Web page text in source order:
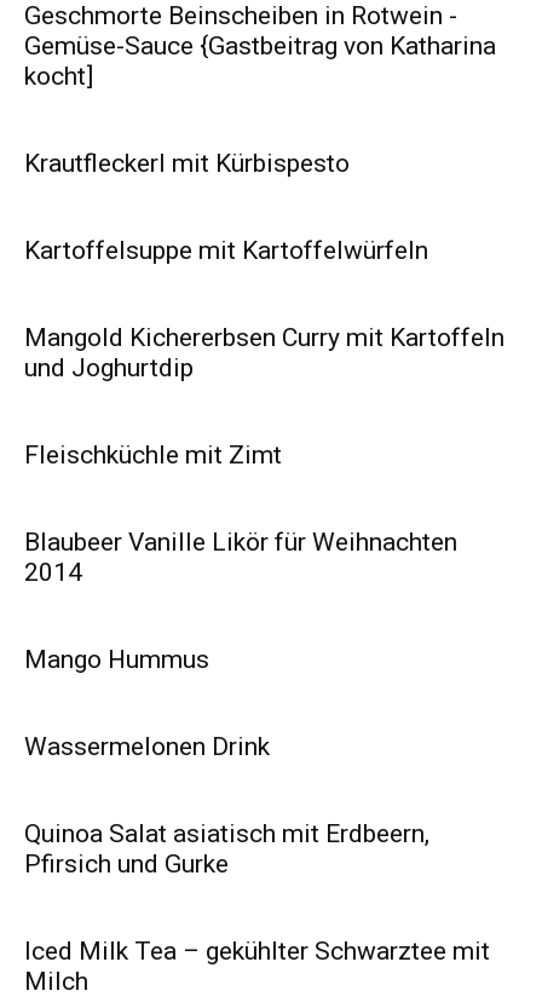
Geschmorte Beinscheiben in Rotwein -
Gemüse-Sauce {Gastbeitrag von Katharina
kocht]
Krautfleckerl mit Kürbispesto
Kartoffelsuppe mit Kartoffelwürfeln
Mangold Kichererbsen Curry mit Kartoffeln
und Joghurtdip
Fleischküchle mit Zimt
Blaubeer Vanille Likör für Weihnachten
2014
Mango Hummus
Wassermelonen Drink
Quinoa Salat asiatisch mit Erdbeern,
Pfirsich und Gurke
Iced Milk Tea – gekühlter Schwarztee mit
Milch